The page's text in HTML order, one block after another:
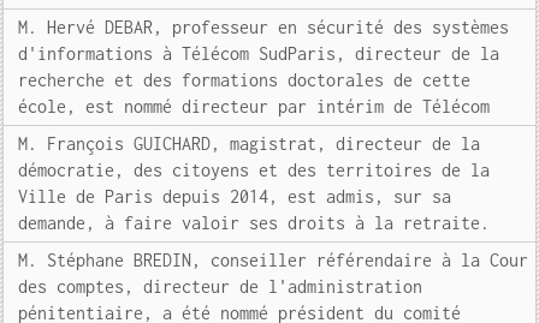
M. Hervé DEBAR, professeur en sécurité des systèmes
d'informations à Télécom SudParis, directeur de la
recherche et des formations doctorales de cette
école, est nommé directeur par intérim de Télécom
M. François GUICHARD, magistrat, directeur de la
démocratie, des citoyens et des territoires de la
Ville de Paris depuis 2014, est admis, sur sa
demande, à faire valoir ses droits à la retraite.
M. Stéphane BREDIN, conseiller référendaire à la Cour
des comptes, directeur de l'administration
pénitentiaire, a été nommé président du comité